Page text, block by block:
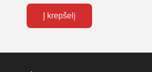
Į krepšelį